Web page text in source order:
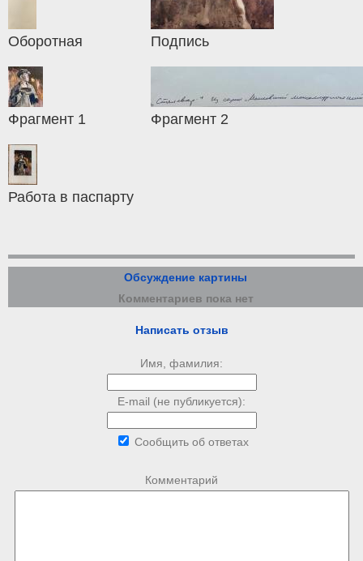
Оборотная Подпись
Фрагмент 1 Фрагмент 2
Работа в паспарту
Обсуждение картины
Комментариев пока нет
Написать отзыв
Имя, фамилия:
E-mail (не публикуется):
Сообщить об ответах
Комментарий